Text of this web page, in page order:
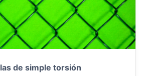
de simple torsión